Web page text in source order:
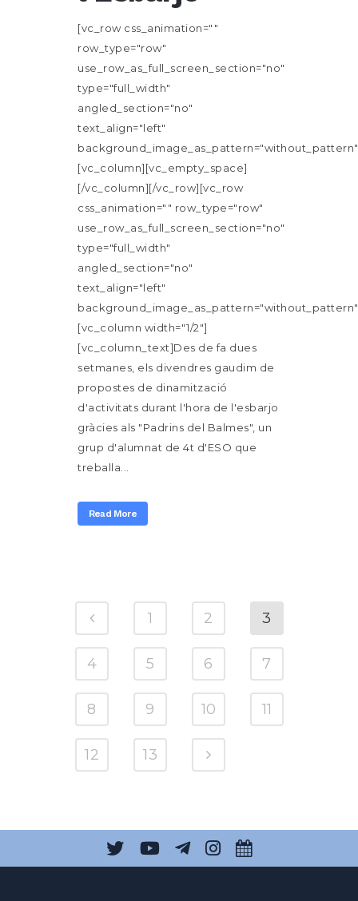
[vc_row css_animation=""
row_type="row"
use_row_as_full_screen_section="no"
type="full_width"
angled_section="no"
text_align="left"
[vc_column][vc_empty_space]
[/vc_column][/vc_row][vc_row
css_animation="" row_type="row"
use_row_as_full_screen_section="no"
type="full_width"
angled_section="no"
text_align="left"
[vc_column width="1/2"]
[vc_column_text]Des de fa dues
setmanes, els divendres gaudim de
propostes de dinamització
d'activitats durant l'hora de l'esbarjo
gràcies als "Padrins del Balmes", un
grup d'alumnat de 4t d'ESO que
treballa...
Read More
1 2 3
4 5 6 7
8 9 10 11
12 13